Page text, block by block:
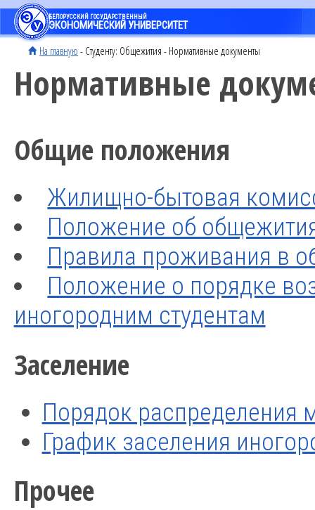
БЕЛОРУССКИЙ ГОСУДАРСТВЕННЫЙ
ЭКОНОМИЧЕСКИЙ УНИВЕРСИТЕТ
На главную - Студенту: Общежития - Нормативные документы
Нормативные
Общие положения
Жилищно-бытовая
Положение об
Правила проживания в
Положение о порядке
иногородним студентам
Заселение
Порядок распределения
График заселения
Прочее